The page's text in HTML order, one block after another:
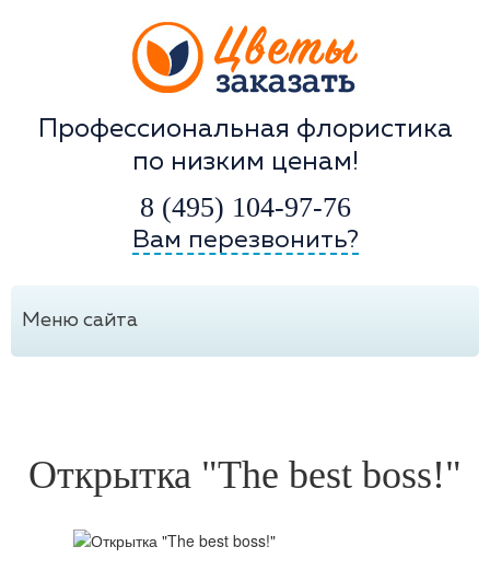
Профессиональная флористика
по низким ценам!
8 (495) 104-97-76
Вам перезвонить?
Меню сайта
Открытка "The best boss!"